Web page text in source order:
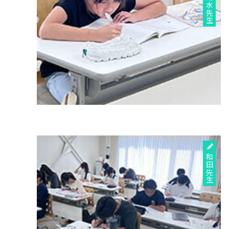
清水先生
和田先生